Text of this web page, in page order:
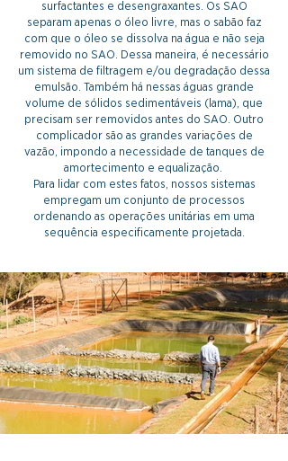
surfactantes e desengraxantes. Os SAO
separam apenas o óleo livre, mas o sabão faz
com que o óleo se dissolva na água e não seja
removido no SAO. Dessa maneira, é necessário
um sistema de filtragem e/ou degradação dessa
emulsão. Também há nessas águas grande
volume de sólidos sedimentáveis (lama), que
precisam ser removidos antes do SAO. Outro
complicador são as grandes variações de
vazão, impondo a necessidade de tanques de
amortecimento e equalização.
Para lidar com estes fatos, nossos sistemas
empregam um conjunto de processos
ordenando as operações unitárias em uma
sequência especificamente projetada.